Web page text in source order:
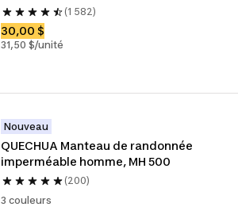
(1 582)
30,00 $
31,50 $/unité
Nouveau
QUECHUA Manteau de randonnée
imperméable homme, MH 500
(200)
3 couleurs